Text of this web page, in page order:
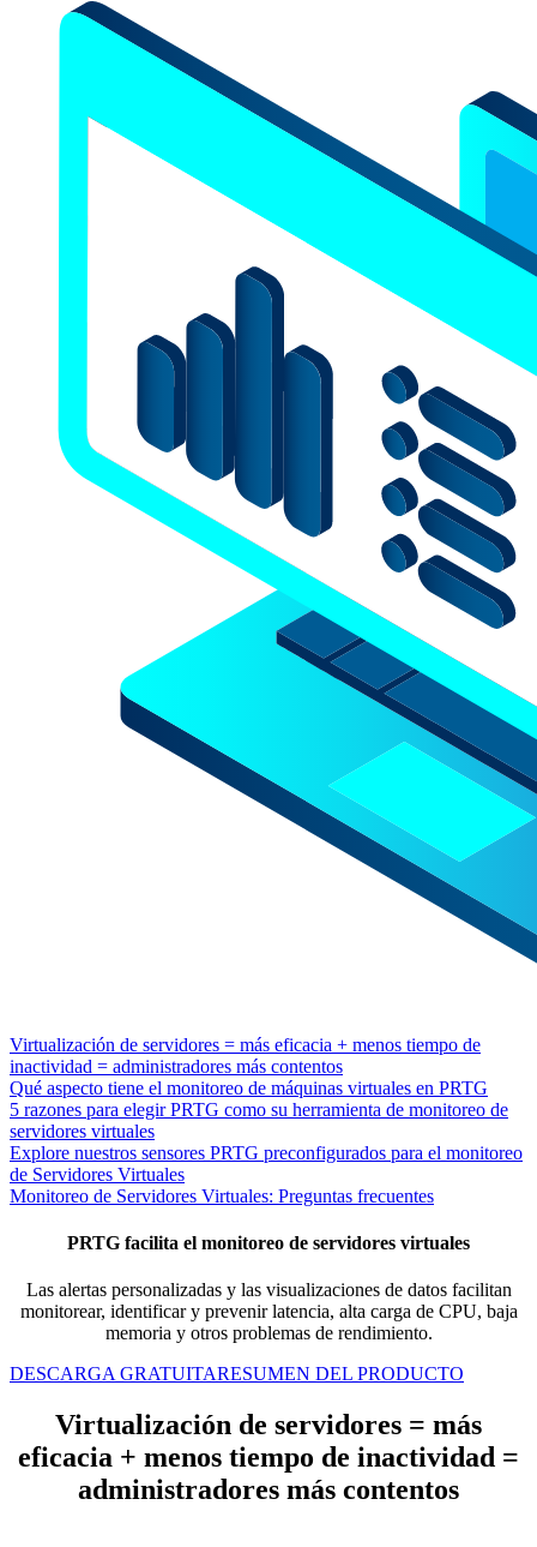
Virtualización de servidores = más eficacia + menos tiempo de
inactividad = administradores más contentos
Qué aspecto tiene el monitoreo de máquinas virtuales en PRTG
5 razones para elegir PRTG como su herramienta de monitoreo de
servidores virtuales
Explore nuestros sensores PRTG preconfigurados para el monitoreo
de Servidores Virtuales
Monitoreo de Servidores Virtuales: Preguntas frecuentes
PRTG facilita el monitoreo de servidores virtuales
Las alertas personalizadas y las visualizaciones de datos facilitan
monitorear, identificar y prevenir latencia, alta carga de CPU, baja
memoria y otros problemas de rendimiento.
DESCARGA GRATUITARESUMEN DEL PRODUCTO
Virtualización de servidores = más
eficacia + menos tiempo de inactividad =
administradores más contentos